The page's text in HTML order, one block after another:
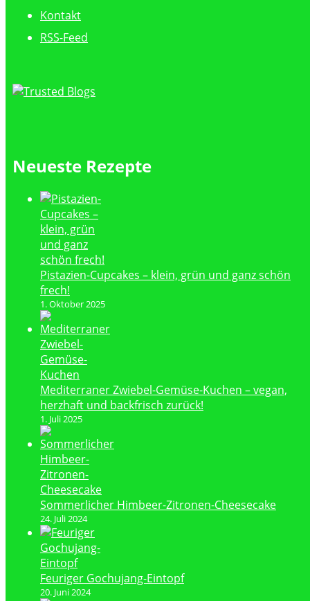
Kontakt
RSS-Feed
Neueste Rezepte
Pistazien-Cupcakes – klein, grün und ganz schön
frech!
1. Oktober 2025
Mediterraner Zwiebel-Gemüse-Kuchen – vegan,
herzhaft und backfrisch zurück!
1. Juli 2025
Sommerlicher Himbeer-Zitronen-Cheesecake
24. Juli 2024
Feuriger Gochujang-Eintopf
20. Juni 2024